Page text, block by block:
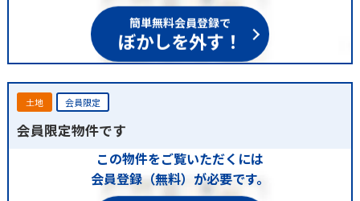
簡単無料会員登録で
ぼかしを外す！
土地 会員限定
会員限定物件です
この物件をご覧いただくには
会員登録（無料）が必要です。